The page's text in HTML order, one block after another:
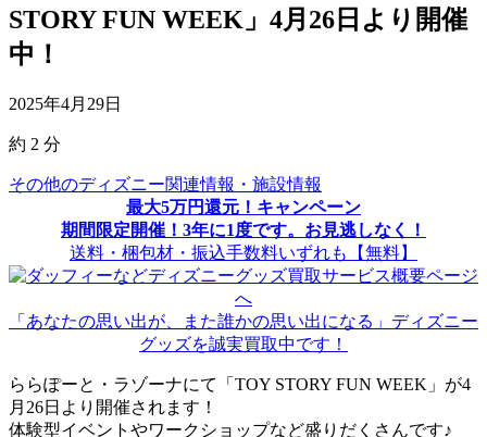
STORY FUN WEEK」4月26日より開催
中！
2025年4月29日
約 2 分
その他のディズニー関連情報・施設情報
最大5万円還元！キャンペーン
期間限定開催！3年に1度です。お見逃しなく！
送料・梱包材・振込手数料いずれも【無料】
「あなたの思い出が、また誰かの思い出になる」ディズニー
グッズを誠実買取中です！
ららぽーと・ラゾーナにて「TOY STORY FUN WEEK」が4
月26日より開催されます！
体験型イベントやワークショップなど盛りだくさんです♪